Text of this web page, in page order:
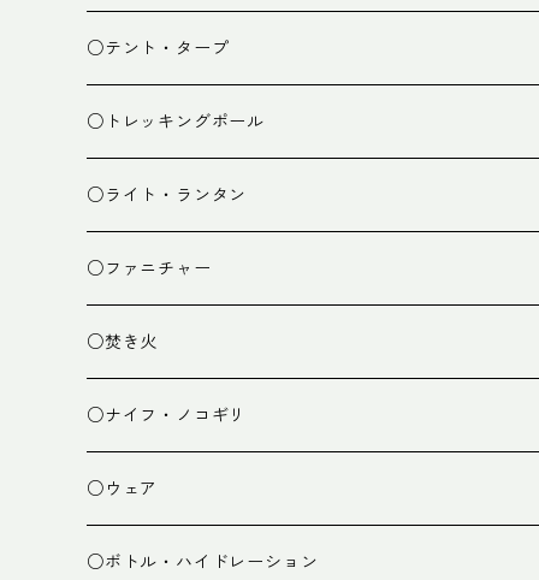
スタッフバッグ
ザック小物
クッカー
バーナー
カトラリー
クッキング小物
○テント・タープ
テント
タープ
ペグ・ハンマー・小物
○トレッキングポール
○ライト・ランタン
ライト
ランタン
○ファニチャー
テーブル
チェア
○焚き火
焚き火台
焚き火小物
○ナイフ・ノコギリ
○ウェア
ミドルレイヤー
○ボトル・ハイドレーション